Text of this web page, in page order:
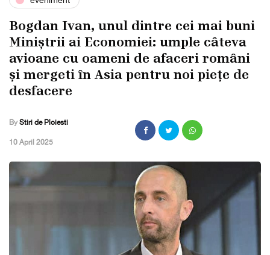
Bogdan Ivan, unul dintre cei mai buni
Miniștrii ai Economiei: umple câteva
avioane cu oameni de afaceri români
și mergeti în Asia pentru noi piețe de
desfacere
By Stiri de Ploiesti
,10 April 2025